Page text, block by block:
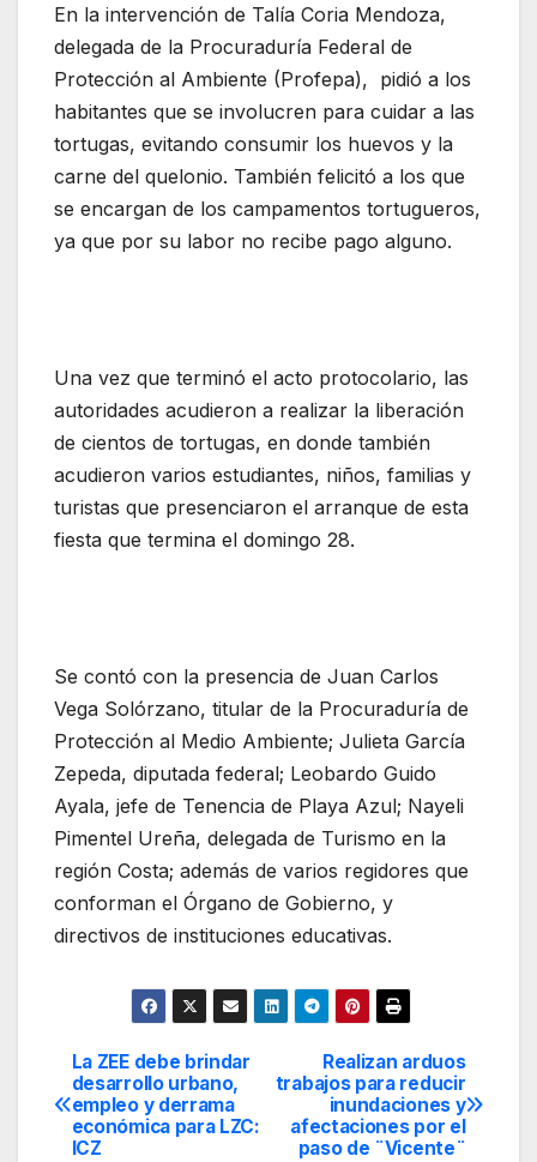
En la intervención de Talía Coria Mendoza,
delegada de la Procuraduría Federal de
Protección al Ambiente (Profepa), pidió a los
habitantes que se involucren para cuidar a las
tortugas, evitando consumir los huevos y la
carne del quelonio. También felicitó a los que
se encargan de los campamentos tortugueros,
ya que por su labor no recibe pago alguno.
Una vez que terminó el acto protocolario, las
autoridades acudieron a realizar la liberación
de cientos de tortugas, en donde también
acudieron varios estudiantes, niños, familias y
turistas que presenciaron el arranque de esta
fiesta que termina el domingo 28.
Se contó con la presencia de Juan Carlos
Vega Solórzano, titular de la Procuraduría de
Protección al Medio Ambiente; Julieta García
Zepeda, diputada federal; Leobardo Guido
Ayala, jefe de Tenencia de Playa Azul; Nayeli
Pimentel Ureña, delegada de Turismo en la
región Costa; además de varios regidores que
conforman el Órgano de Gobierno, y
directivos de instituciones educativas.
Navegación
de
Realizan arduos
trabajos para reducir
inundaciones y
afectaciones por el
paso de ¨Vicente¨
La ZEE debe brindar
desarrollo urbano,
empleo y derrama
económica para LZC:
ICZ